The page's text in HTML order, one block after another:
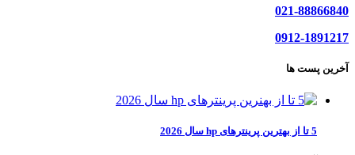
021-88866840
0912-1891217
آخرین پست ها
5 تا از بهترین پرینترهای hp سال 2026